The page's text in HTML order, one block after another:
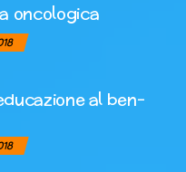
oncologica
al ben-